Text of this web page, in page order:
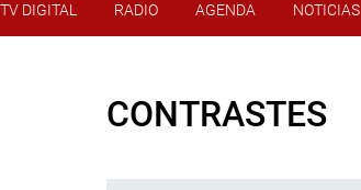
TV DIGITAL RADIO AGENDA NOTICIAS
CONTRASTES